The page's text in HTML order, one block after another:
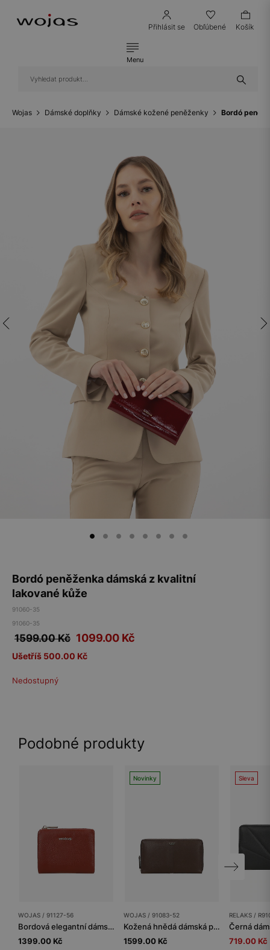
Přihlásit se Obľúbené Košík
Menu
Wojas Dámské doplňky Dámské kožené peněženky Bordó
Bordó peněženka dámská z kvalitní
lakované kůže
91060-35
91060-35
1599.00 Kč 1099.00 Kč
Ušetříš 500.00 Kč
Nedostupný
Podobné produkty
WOJAS / 91127-56
Bordová elegantní dámská peněženka
1399.00 Kč
Novinky
WOJAS / 91083-52
Kožená hnědá dámská peněženka s dekorativním prošitím
1599.00 Kč
Sleva
RELAKS /
719.00 Kč